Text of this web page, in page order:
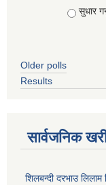
सुधार
Older polls
Results
सार्वजनिक
शिलबन्दी दरभाउ